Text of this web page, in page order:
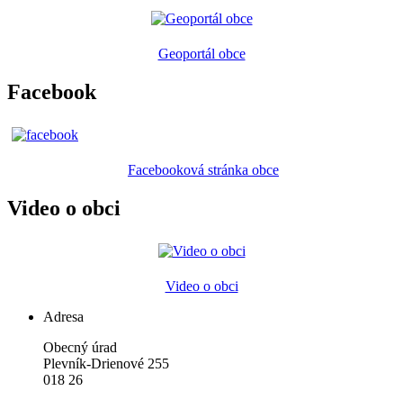
Geoportál obce
Facebook
Facebooková stránka obce
Video o obci
Video o obci
Adresa
Obecný úrad
Plevník-Drienové 255
018 26